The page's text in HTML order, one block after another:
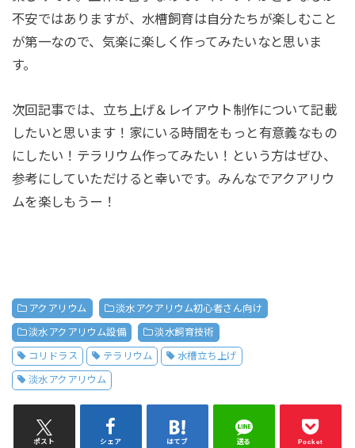
不安ではありますが、水槽飼育は自分たちが楽しむこと
が第一なので、気楽に楽しく作ってみたいなと思いま
す。
次回記事では、立ち上げ＆レイアウト制作について記載
したいと思います！家にいる時間をもっと有意義なもの
にしたい！テラリウム作ってみたい！という方はぜひ、
参考にしていただけると幸いです。みんなでアクアリウ
ムを楽しもうー！
アクアリウム 淡水アクアリウム初心者さん向け
淡水アクアリウム設備 淡水飼育技術
コリドラス テラリウム 水槽立ち上げ
淡水アクアリウム
ポスト シェア はてブ 送る Pocket